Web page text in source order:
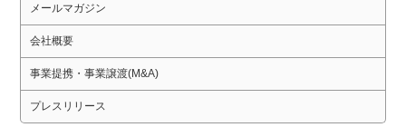
メールマガジン
会社概要
事業提携・事業譲渡(M&A)
プレスリリース